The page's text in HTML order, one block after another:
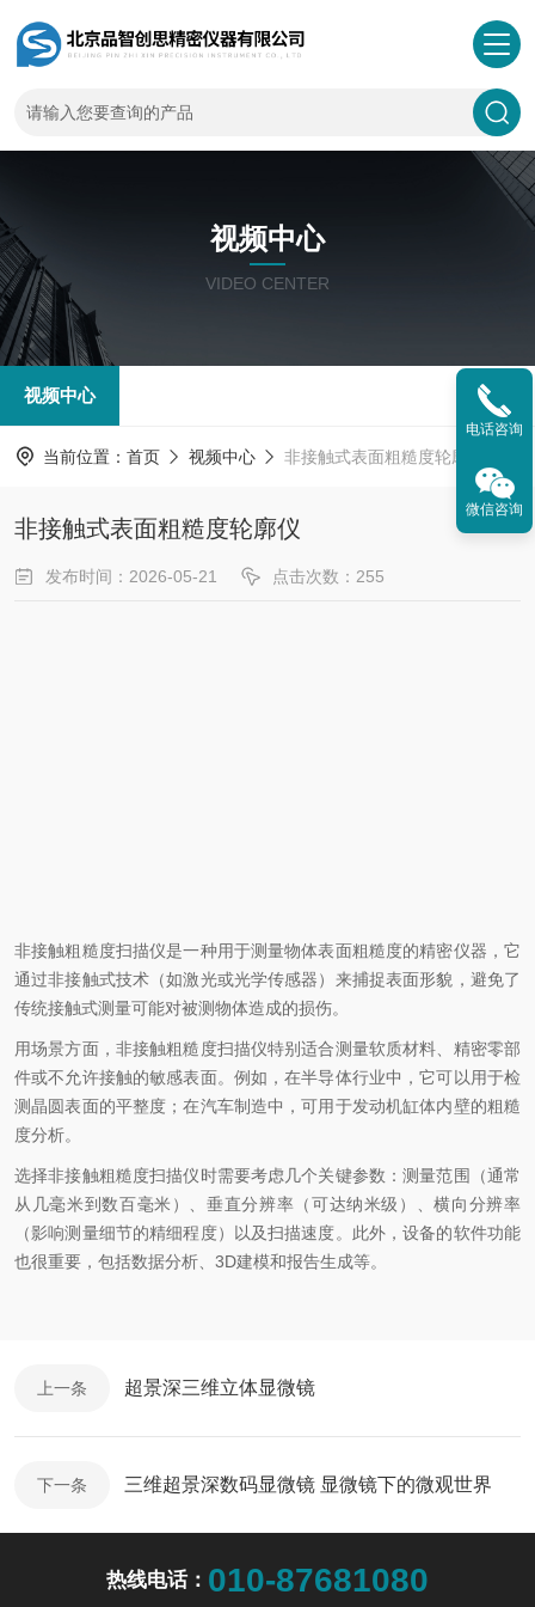
视频中心
VIDEO CENTER
视频中心
当前位置： 首页 视频中心 非接触式表面粗糙度轮廓仪
非接触式表面粗糙度轮廓仪
发布时间：2026-05-21 点击次数：255
非接触粗糙度扫描仪是一种用于测量物体表面粗糙度的精密仪器，它
通过非接触式技术（如激光或光学传感器）来捕捉表面形貌，避免了
传统接触式测量可能对被测物体造成的损伤。
用场景方面，非接触粗糙度扫描仪特别适合测量软质材料、精密零部
件或不允许接触的敏感表面。例如，在半导体行业中，它可以用于检
测晶圆表面的平整度；在汽车制造中，可用于发动机缸体内壁的粗糙
度分析。
选择非接触粗糙度扫描仪时需要考虑几个关键参数：测量范围（通常
从几毫米到数百毫米）、垂直分辨率（可达纳米级）、横向分辨率
（影响测量细节的精细程度）以及扫描速度。此外，设备的软件功能
也很重要，包括数据分析、3D建模和报告生成等。
上一条 超景深三维立体显微镜
下一条 三维超景深数码显微镜 显微镜下的微观世界
热线电话： 010-87681080
电话咨询
微信咨询